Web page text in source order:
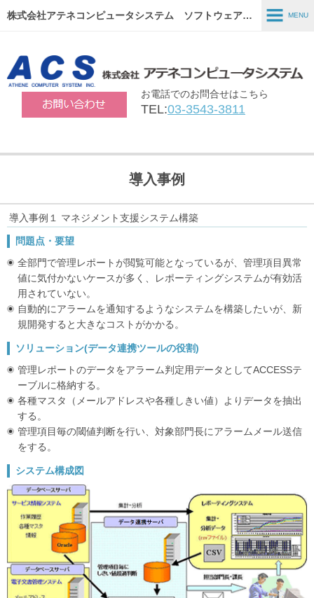
株式会社アテネコンピュータシステム ソフトウェア開発、システム構築、パッケージソフトの販売ならACSにお任せ下さい！
お電話でのお問合せはこちら
TEL:03-3543-3811
MENU
ホーム
製品・サービス
システムインテグレーション
導入事例
導入事例１ マネジメント支援システム構築
問題点・要望
全部門で管理レポートが閲覧可能となっているが、管理項目異常
値に気付かないケースが多く、レポーティングシステムが有効活
用されていない。
自動的にアラームを通知するようなシステムを構築したいが、新
規開発すると大きなコストがかかる。
ソリューション(データ連携ツールの役割)
管理レポートのデータをアラーム判定用データとしてACCESSテ
ーブルに格納する。
各種マスタ（メールアドレスや各種しきい値）よりデータを抽出
する。
管理項目毎の閾値判断を行い、対象部門長にアラームメール送信
をする。
システム構成図